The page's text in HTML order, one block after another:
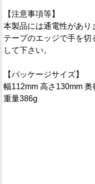
【注意事項等】
本製品には通電性があり
テープのエッジで手を切
して下さい。
【パッケージサイズ】
幅112mm 高さ130mm 奥
重量386g